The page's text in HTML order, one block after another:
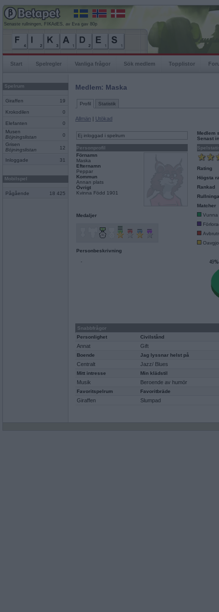
Senaste rullningen, FIKAdES, av Eva gav 80p
Start Spelregler Vanliga frågor Sök medlem Topplistor
Spelrum
Giraffen 19
Krokodilen 0
Elefanten
0
Musen
Böjningslistan
0
Grisen
Böjningslistan
12
Inloggade 31
Mobilspel
Pågående 18 425
Medlem: Maska
Profil Statistik
Allmän | Utökad
Ej inloggad i spelrum
Personprofil
Förnamn
Maska
Efternamn
Peppar
Kommun
Annan plats
Övrigt
Kvinna Född 1901
Medaljer
Personbeskrivning
-
Medlem
Senast
Rating
Högsta
Rankad
Matcher
Vunna
Snabbfrågor
Personlighet
Civilstånd
Annat Gift
Boende Jag lyssnar helst på
Centralt Jazz/ Blues
Mitt intresse Min klädstil
Musik Beroende av humör
Favoritspelrum Favoritbräde
Giraffen Slumpad